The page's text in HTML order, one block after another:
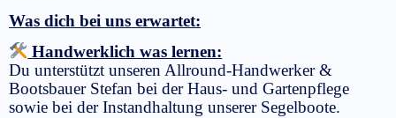
Was dich bei uns erwartet:
Handwerklich was lernen:
Du unterstützt unseren Allround-Handwerker &
Bootsbauer Stefan bei der Haus- und Gartenpflege
sowie bei der Instandhaltung unserer Segelboote.